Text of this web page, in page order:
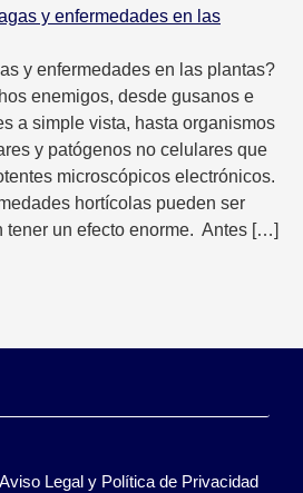
y enfermedades en las plantas?
enemigos, desde gusanos e
a simple vista, hasta organismos
y patógenos no celulares que
microscópicos electrónicos.
hortícolas pueden ser
tener un efecto enorme. Antes […]
Aviso Legal y Política de Privacidad